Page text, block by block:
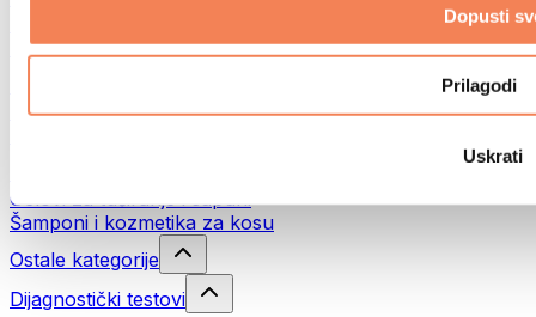
Dopusti
Prilagodi
Uskrati
Filteri i vrčevi za vodu
Deterdženti za rublje
Gelovi za tuširanje i sapuni
Šamponi i kozmetika za kosu
Ostale kategorije
Dijagnostički testovi